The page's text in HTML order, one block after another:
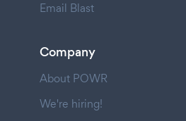
Email Blast
Company
About POWR
We're hiring!